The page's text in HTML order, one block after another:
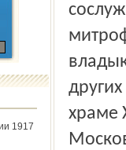
1917
храме